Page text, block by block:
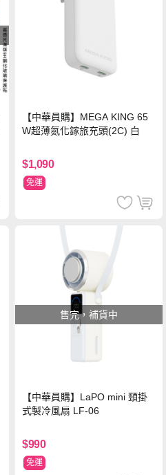
【中華員購】MEGA KING 65
W超薄氮化鎵旅充頭(2C) 白
$1,090
免運
售完，補貨中
【中華員購】LaPO mini 頸掛
式製冷風扇 LF-06
$990
免運